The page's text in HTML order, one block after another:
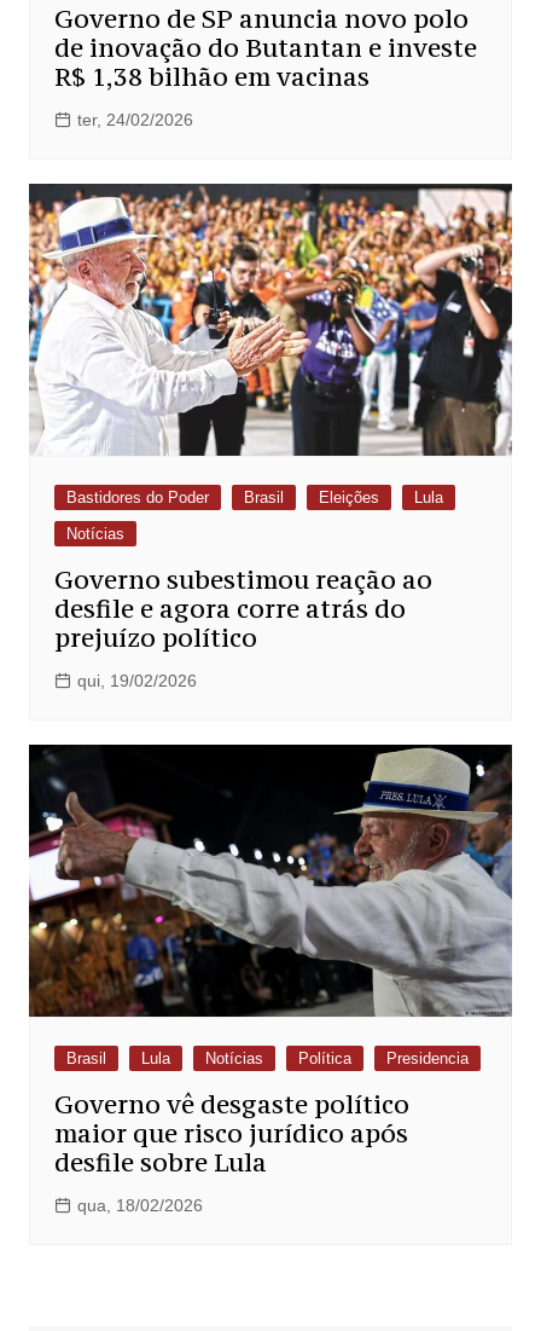
Governo de SP anuncia novo polo
de inovação do Butantan e investe
R$ 1,38 bilhão em vacinas
ter, 24/02/2026
Bastidores do Poder Brasil Eleições
Lula
Notícias
Governo subestimou reação ao
desfile e agora corre atrás do
prejuízo político
qui, 19/02/2026
Brasil Lula Notícias Política Presidencia
Governo vê desgaste político
maior que risco jurídico após
desfile sobre Lula
qua, 18/02/2026